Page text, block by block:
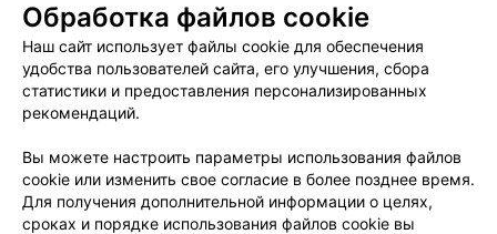
Пользовательское соглашение
Способы оплаты
Вакансии
Партнеры
Написать руководителю 103.by
Обработка персональных данных
Обработка файлов cookie
Наш сайт использует файлы cookie для обеспечения
удобства пользователей сайта, его улучшения, сбора
статистики и предоставления персонализированных
рекомендаций.
Вы можете настроить параметры использования файлов
cookie или изменить свое согласие в более позднее время.
Для получения дополнительной информации о целях,
сроках и порядке использования файлов cookie вы